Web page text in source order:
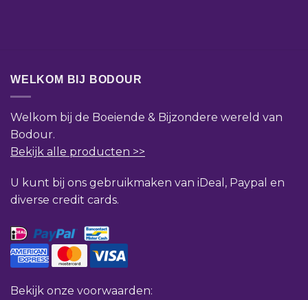
WELKOM BIJ BODOUR
Welkom bij de Boeiende & Bijzondere wereld van
Bodour.
Bekijk alle producten >>
U kunt bij ons gebruikmaken van iDeal, Paypal en
diverse credit cards.
Bekijk onze voorwaarden: